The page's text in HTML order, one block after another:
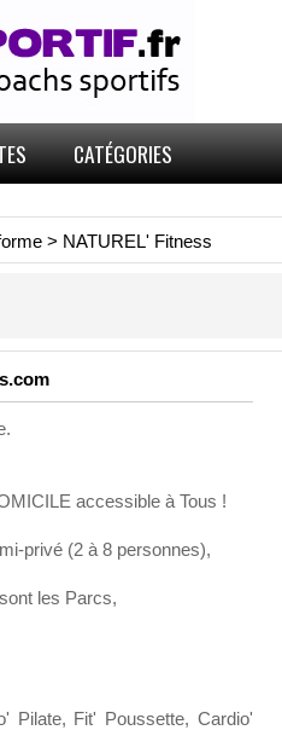
CATÉGORIES
> NATUREL' Fitness
accessible à Tous !
privé (2 à 8 personnes),
les Parcs,
Pilate, Fit' Poussette, Cardio'